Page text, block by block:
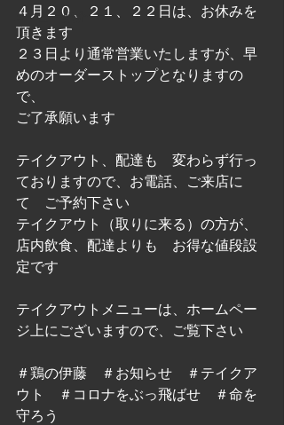
メニュー紹介
４月２０、２１、２２日は、お休みを
頂きます
２３日より通常営業いたしますが、早
めのオーダーストップとなりますの
で、
ご了承願います
テイクアウト、配達も　変わらず行っ
ておりますので、お電話、ご来店に
て　ご予約下さい
テイクアウト（取りに来る）の方が、
店内飲食、配達よりも　お得な値段設
定です
テイクアウトメニューは、ホームペー
ジ上にございますので、ご覧下さい
＃鶏の伊藤　＃お知らせ　＃テイクア
ウト　＃コロナをぶっ飛ばせ　＃命を
守ろう